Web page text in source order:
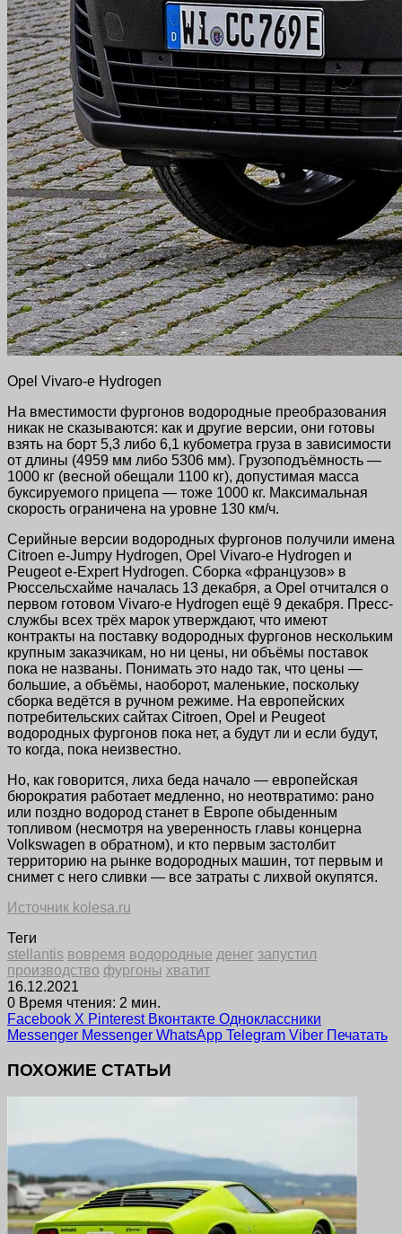
Opel Vivaro-e Hydrogen
На вместимости фургонов водородные преобразования
никак не сказываются: как и другие версии, они готовы
взять на борт 5,3 либо 6,1 кубометра груза в зависимости
от длины (4959 мм либо 5306 мм). Грузоподъёмность —
1000 кг (весной обещали 1100 кг), допустимая масса
буксируемого прицепа — тоже 1000 кг. Максимальная
скорость ограничена на уровне 130 км/ч.
Серийные версии водородных фургонов получили имена
Citroen e-Jumpy Hydrogen, Opel Vivaro-e Hydrogen и
Peugeot e-Expert Hydrogen. Сборка «французов» в
Рюссельсхайме началась 13 декабря, а Opel отчитался о
первом готовом Vivaro-e Hydrogen ещё 9 декабря. Пресс-
службы всех трёх марок утверждают, что имеют
контракты на поставку водородных фургонов нескольким
крупным заказчикам, но ни цены, ни объёмы поставок
пока не названы. Понимать это надо так, что цены —
большие, а объёмы, наоборот, маленькие, поскольку
сборка ведётся в ручном режиме. На европейских
потребительских сайтах Citroen, Opel и Peugeot
водородных фургонов пока нет, а будут ли и если будут,
то когда, пока неизвестно.
Но, как говорится, лиха беда начало — европейская
бюрократия работает медленно, но неотвратимо: рано
или поздно водород станет в Европе обыденным
топливом (несмотря на уверенность главы концерна
Volkswagen в обратном), и кто первым застолбит
территорию на рынке водородных машин, тот первым и
снимет с него сливки — все затраты с лихвой окупятся.
Источник kolesa.ru
Теги
stellantis вовремя водородные денег запустил
производство фургоны хватит
16.12.2021
0 Время чтения: 2 мин.
Facebook X Pinterest Вконтакте Одноклассники
Messenger Messenger WhatsApp Telegram Viber Печатать
ПОХОЖИЕ СТАТЬИ